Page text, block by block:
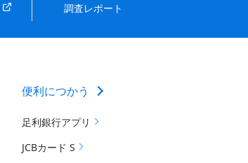
調査レポート
便利につかう
足利銀行アプリ
JCBカード S